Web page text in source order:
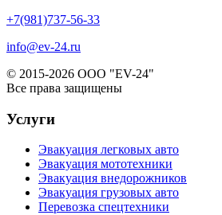
+7(981)737-56-33
info@ev-24.ru
© 2015-2026 ООО "EV-24"
Все права защищены
Услуги
Эвакуация легковых авто
Эвакуация мототехники
Эвакуация внедорожников
Эвакуация грузовых авто
Перевозка спецтехники